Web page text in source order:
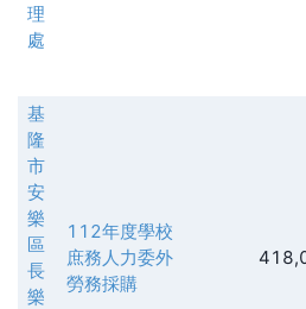
理
處
基
隆
市
安
樂
區
長
樂
112年度學校
庶務人力委外
勞務採購